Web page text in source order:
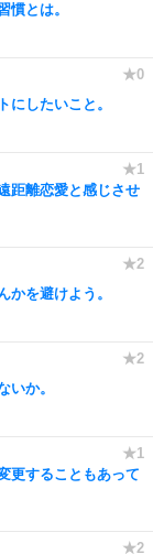
慣とは。
にしたいこと。
距離恋愛と感じさせ
かを避けよう。
いか。
更することもあって